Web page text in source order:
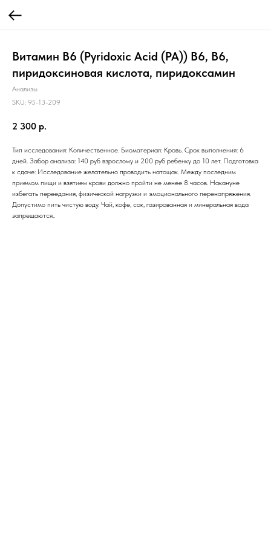
Витамин B6 (Pyridoxic Acid (PA)) В6, B6,
пиридоксиновая кислота, пиридоксамин
Анализы
SKU: 95-13-209
2 300 р.
Тип исследования: Количественное. Биоматериал: Кровь. Срок выполнения: 6
дней. Забор анализа: 140 руб взрослому и 200 руб ребенку до 10 лет. Подготовка
к сдаче: Исследование желательно проводить натощак. Между последним
приемом пищи и взятием крови должно пройти не менее 8 часов. Накануне
избегать переедания, физической нагрузки и эмоционального перенапряжения.
Допустимо пить чистую воду. Чай, кофе, сок, газированная и минеральная вода
запрещаются..